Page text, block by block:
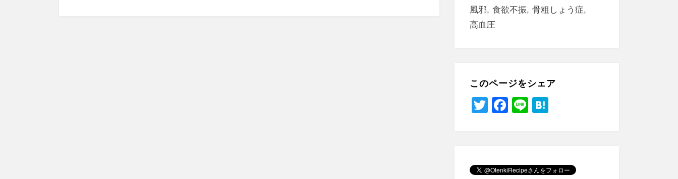
風邪
食欲不振
骨粗しょう症
高血圧
このページをシェア
T
F
b
Li
a